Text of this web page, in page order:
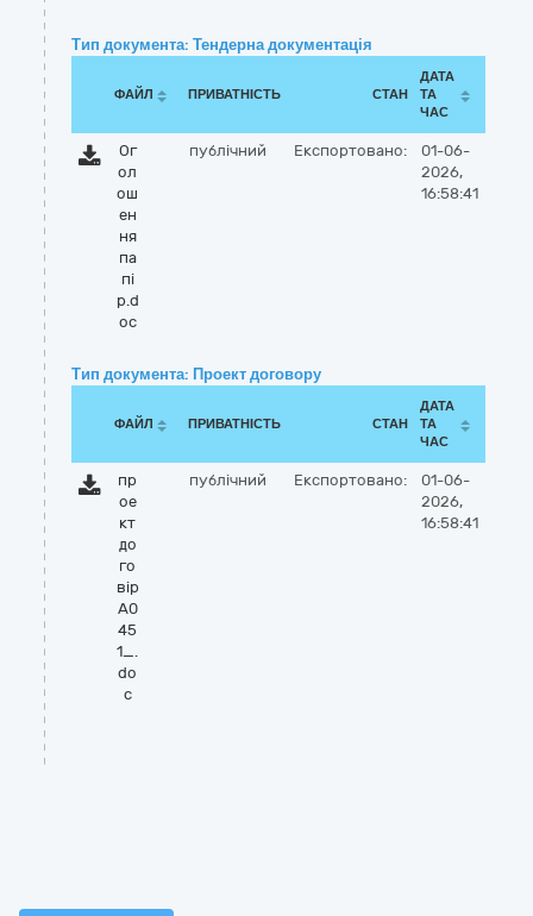
Тип документа: Тендерна документація
ФАЙЛ ПРИВАТНІСТЬ СТАН
ДАТА
ТА
ЧАС
Ог
ол
ош
ен
ня
па
пі
р.d
oc
публічний Експортовано:
01-06-
2026,
16:58:41
Тип документа: Проект договору
ФАЙЛ ПРИВАТНІСТЬ СТАН
ДАТА
ТА
ЧАС
пр
ое
кт
до
го
вір
А0
45
1_.
do
c
публічний Експортовано:
01-06-
2026,
16:58:41